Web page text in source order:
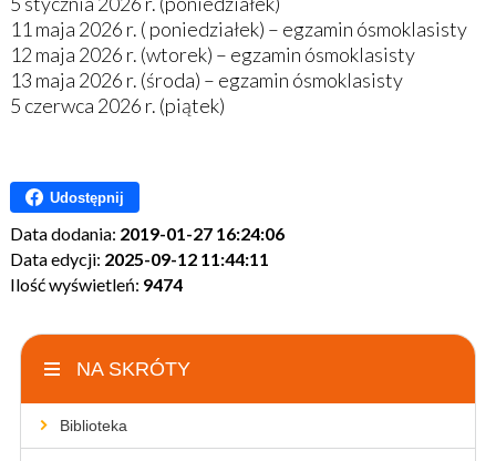
11 maja 2026 r. ( poniedziałek) – egzamin ósmoklasisty
12 maja 2026 r. (wtorek) – egzamin ósmoklasisty
13 maja 2026 r. (środa) – egzamin ósmoklasisty
5 czerwca 2026 r. (piątek)
Udostępnij
Data dodania: 2019-01-27 16:24:06
Data edycji: 2025-09-12 11:44:11
Ilość wyświetleń: 9474
NA SKRÓTY
Biblioteka